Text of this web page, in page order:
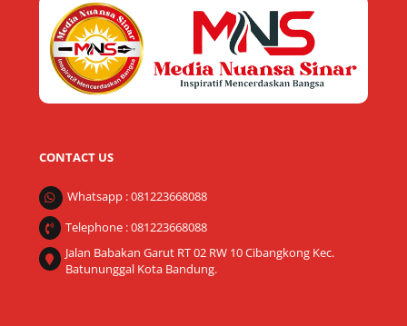
Top
CONTACT US
Whatsapp : 081223668088
Telephone : 081223668088
Jalan Babakan Garut RT 02 RW 10 Cibangkong Kec.
Batununggal Kota Bandung.